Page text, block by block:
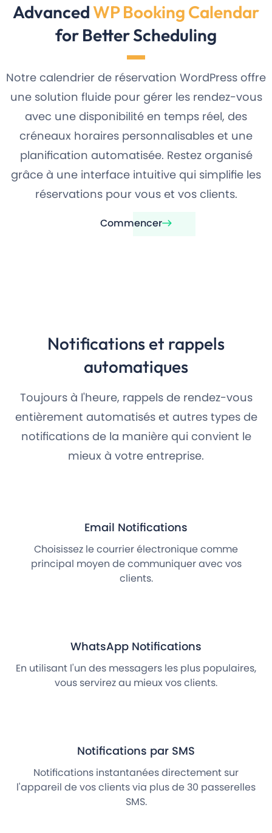
AdvancedWP Booking Calendar
for Better Scheduling
Notre calendrier de réservation WordPress offre
une solution fluide pour gérer les rendez-vous
avec une disponibilité en temps réel, des
créneaux horaires personnalisables et une
planification automatisée. Restez organisé
grâce à une interface intuitive qui simplifie les
réservations pour vous et vos clients.
Commencer
Notifications et rappels
automatiques
Toujours à l'heure, rappels de rendez-vous
entièrement automatisés et autres types de
notifications de la manière qui convient le
mieux à votre entreprise.
Email Notifications
Choisissez le courrier électronique comme
principal moyen de communiquer avec vos
clients.
WhatsApp Notifications
En utilisant l'un des messagers les plus populaires,
vous servirez au mieux vos clients.
Notifications par SMS
Notifications instantanées directement sur
l'appareil de vos clients via plus de 30 passerelles
SMS.